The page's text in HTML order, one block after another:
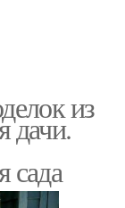
из
дачи.
сада